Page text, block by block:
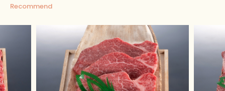
Recommend